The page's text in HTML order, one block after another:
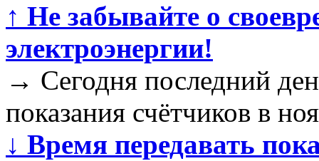
↑ Не забывайте о
электроэнергии!
→ Сегодня последний
показания счётчиков в
↓ Время передавать